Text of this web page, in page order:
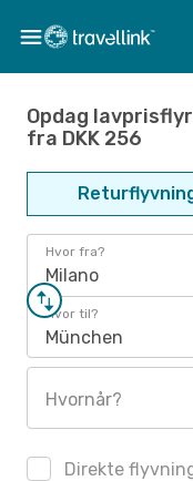
Opdag
fra DKK 256
Hvor fra?
Milano
Hvor til?
München
Hvornår?
Direkte